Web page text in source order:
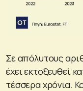
Σε απόλυτους
έχει εκτοξευθεί
τέσσερα χρόνια.